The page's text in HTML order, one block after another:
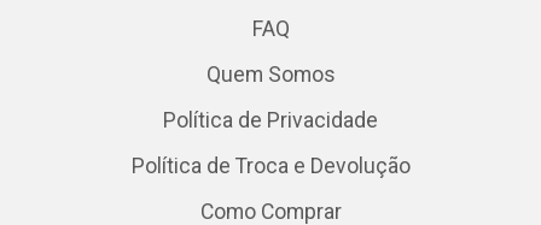
FAQ
Quem Somos
Política de Privacidade
Política de Troca e Devolução
Como Comprar